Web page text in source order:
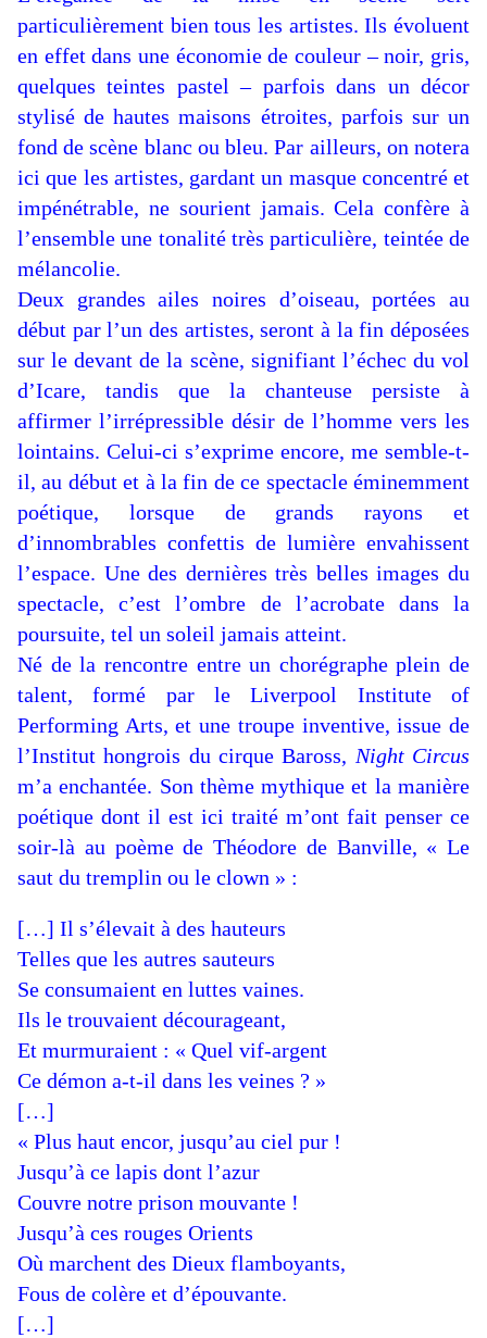
particulièrement bien tous les artistes. Ils évoluent
en effet dans une économie de couleur – noir, gris,
quelques teintes pastel – parfois dans un décor
stylisé de hautes maisons étroites, parfois sur un
fond de scène blanc ou bleu. Par ailleurs, on notera
ici que les artistes, gardant un masque concentré et
impénétrable, ne sourient jamais. Cela confère à
l’ensemble une tonalité très particulière, teintée de
mélancolie.
Deux grandes ailes noires d’oiseau, portées au
début par l’un des artistes, seront à la fin déposées
sur le devant de la scène, signifiant l’échec du vol
d’Icare, tandis que la chanteuse persiste à
affirmer l’irrépressible désir de l’homme vers les
lointains. Celui-ci s’exprime encore, me semble-t-
il, au début et à la fin de ce spectacle éminemment
poétique, lorsque de grands rayons et
d’innombrables confettis de lumière envahissent
l’espace. Une des dernières très belles images du
spectacle, c’est l’ombre de l’acrobate dans la
poursuite, tel un soleil jamais atteint.
Né de la rencontre entre un chorégraphe plein de
talent, formé par le Liverpool Institute of
Performing Arts, et une troupe inventive, issue de
l’Institut hongrois du cirque Baross, Night Circus
m’a enchantée. Son thème mythique et la manière
poétique dont il est ici traité m’ont fait penser ce
soir-là au poème de Théodore de Banville, « Le
saut du tremplin ou le clown » :
[…] Il s’élevait à des hauteurs
Telles que les autres sauteurs
Se consumaient en luttes vaines.
Ils le trouvaient décourageant,
Et murmuraient : « Quel vif-argent
Ce démon a-t-il dans les veines ? »
[…]
« Plus haut encor, jusqu’au ciel pur !
Jusqu’à ce lapis dont l’azur
Couvre notre prison mouvante !
Jusqu’à ces rouges Orients
Où marchent des Dieux flamboyants,
Fous de colère et d’épouvante.
[…]